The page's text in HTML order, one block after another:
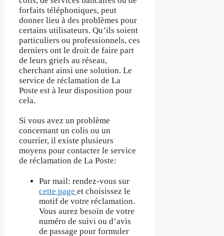
forfaits téléphoniques, peut
donner lieu à des problèmes pour
certains utilisateurs. Qu’ils soient
particuliers ou professionnels, ces
derniers ont le droit de faire part
de leurs griefs au réseau,
cherchant ainsi une solution. Le
service de réclamation de La
Poste est à leur disposition pour
cela.
Si vous avez un problème
concernant un colis ou un
courrier, il existe plusieurs
moyens pour contacter le service
de réclamation de La Poste:
Par mail: rendez-vous sur
cette page et choisissez le
motif de votre réclamation.
Vous aurez besoin de votre
numéro de suivi ou d’avis
de passage pour formuler